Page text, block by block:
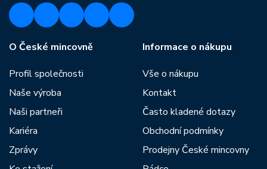
O České mincovně
Profil společnosti
Naše výroba
Naši partneři
Kariéra
Zprávy
Informace o nákupu
Vše o nákupu
Kontakt
Často kladené dotazy
Obchodní podmínky
Prodejny České mincovny